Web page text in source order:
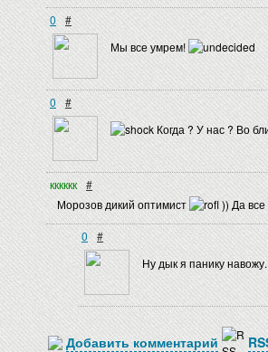
0 #
Мы все умрем!
0 #
Когда ? У нас ? Во
кккккк #
Морозов дикий оптимист )) Да все
0 #
Ну дык я панику
Добавить комментарий